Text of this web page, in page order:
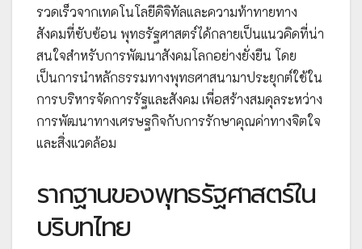
รวดเร็วจากเทคโนโลยีดิจิทัลและความท้าทายทาง
สังคมที่ซับซ้อน พุทธรัฐศาสตร์ได้กลายเป็นแนวคิดที่น่า
สนใจสำหรับการพัฒนาสังคมโลกอย่างยั่งยืน โดย
เป็นการนำหลักธรรมทางพุทธศาสนามาประยุกต์ใช้ใน
การบริหารจัดการรัฐและสังคม เพื่อสร้างสมดุลระหว่าง
การพัฒนาทางเศรษฐกิจกับการรักษาคุณค่าทางจิตใจ
และสิ่งแวดล้อม
รากฐานของพุทธรัฐศาสตร์ใน
บริบทไทย